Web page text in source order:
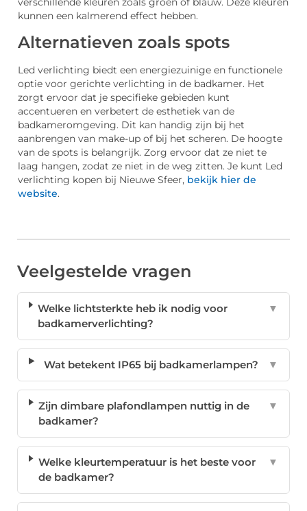
verschillende kleuren zoals groen of blauw. Deze kleuren
kunnen een kalmerend effect hebben.
Alternatieven zoals spots
Led verlichting biedt een energiezuinige en functionele
optie voor gerichte verlichting in de badkamer. Het
zorgt ervoor dat je specifieke gebieden kunt
accentueren en verbetert de esthetiek van de
badkameromgeving. Dit kan handig zijn bij het
aanbrengen van make-up of bij het scheren. De hoogte
van de spots is belangrijk. Zorg ervoor dat ze niet te
laag hangen, zodat ze niet in de weg zitten. Je kunt Led
verlichting kopen bij Nieuwe Sfeer, bekijk hier de
website.
Veelgestelde vragen
Welke lichtsterkte heb ik nodig voor
badkamerverlichting?
▼
Wat betekent IP65 bij badkamerlampen? ▼
Zijn dimbare plafondlampen nuttig in de
badkamer?
▼
Welke kleurtemperatuur is het beste voor
de badkamer?
▼